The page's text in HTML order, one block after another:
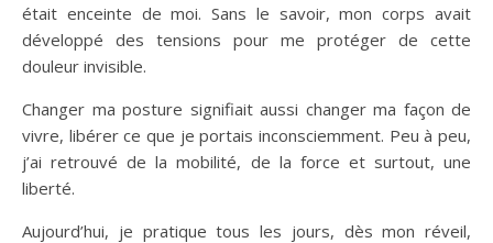
était enceinte de moi. Sans le savoir, mon corps avait
développé des tensions pour me protéger de cette
douleur invisible.
Changer ma posture signifiait aussi changer ma façon de
vivre, libérer ce que je portais inconsciemment. Peu à peu,
j’ai retrouvé de la mobilité, de la force et surtout, une
liberté.
Aujourd’hui, je pratique tous les jours, dès mon réveil,